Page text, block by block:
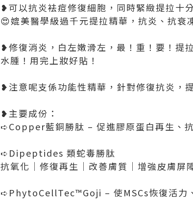
❥可以抗炎袪痘修復細胞，同時緊緻提拉十
😍媲美醫學級過千元提拉精華，抗炎、抗衰
❥修復消炎，白左嫩滑左，最！重！要！提
水腫！用完上妝好貼！
❥注意呢支係功能性精華，針對修復抗炎，
❥主要成份：
➪Copper藍銅勝肽 – 促進膠原蛋白再生、
➪Dipeptides 類蛇毒勝肽
抗氧化｜修復再生｜改善膚質｜增強皮膚屏
➪PhytoCellTec™️Goji – 使MSCs恢復活力